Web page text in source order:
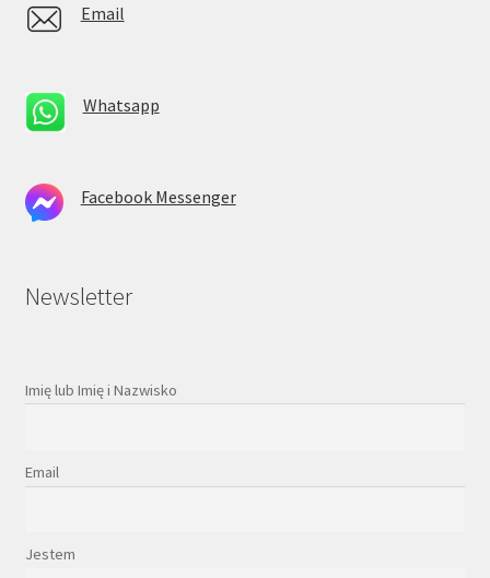
Email
Whatsapp
Facebook Messenger
Newsletter
Imię lub Imię i Nazwisko
Email
Jestem